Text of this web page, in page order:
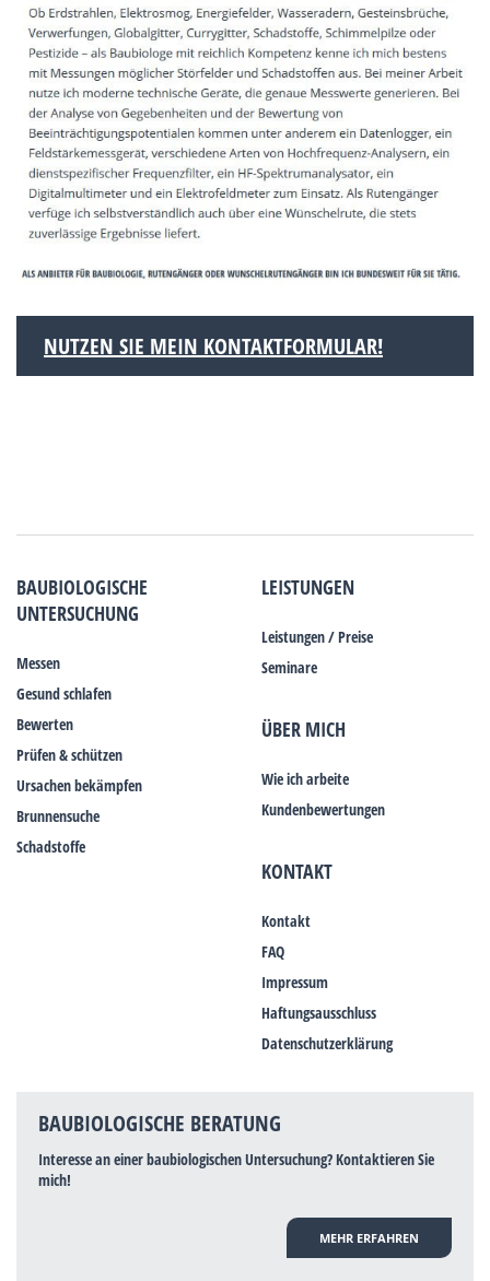
NUTZEN SIE MEIN KONTAKTFORMULAR!
BAUBIOLOGISCHE
UNTERSUCHUNG
Messen
Gesund schlafen
Bewerten
Prüfen & schützen
Ursachen bekämpfen
Brunnensuche
Schadstoffe
LEISTUNGEN
Leistungen / Preise
Seminare
ÜBER MICH
Wie ich arbeite
Kundenbewertungen
KONTAKT
Kontakt
FAQ
Impressum
Haftungsausschluss
Datenschutzerklärung
BAUBIOLOGISCHE BERATUNG
Interesse an einer baubiologischen Untersuchung? Kontaktieren Sie
mich!
MEHR ERFAHREN